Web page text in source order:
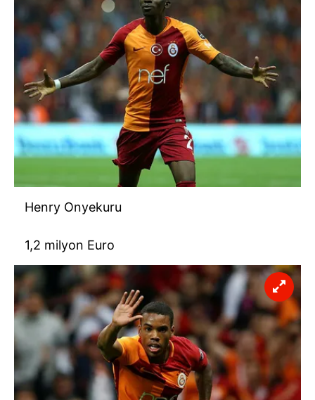
Henry Onyekuru
1,2 milyon Euro